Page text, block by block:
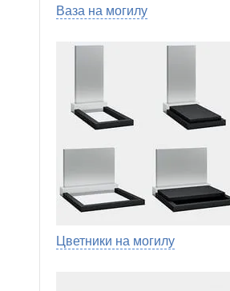
Ваза на могилу
Цветники на могилу